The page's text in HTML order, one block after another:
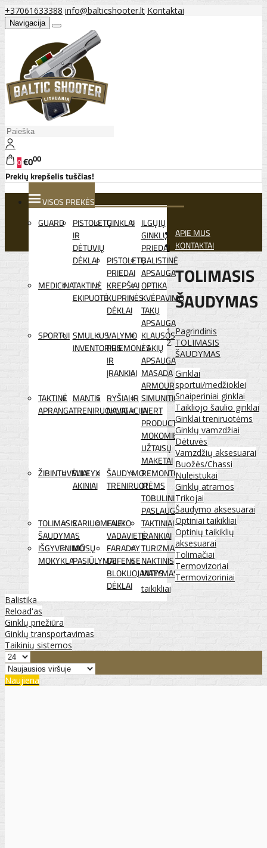
+37061633388 info@balticshooter.lt Kontaktai
Navigacija
0€000
Prekių krepšelis tuščias!
VISOS PREKĖS
GUARD
PISTOLETŲ
IR
DĖTUVIŲ
DĖKLAI
GINKLAI ILGŲJŲ
GINKLŲ
PRIEDAI
PISTOLETŲ
PRIEDAI
BALISTINĖ
APSAUGA
MEDICINATAKTINĖ
EKIPUOTĖ
KREPŠIAI
KUPRINĖS
DĖKLAI
OPTIKA
KVĖPAVIMO
TAKŲ
APSAUGA
SPORTUI SMULKUS
INVENTORIUS
VALYMO
PRIEMONĖS
IR
ĮRANKIAI
KLAUSOS
/ AKIŲ
APSAUGA
MASADA
ARMOUR
TAKTINĖ
APRANGA
MANTIS
TRENIRUOKLIAI
RYŠIAI IR
NAVIGACIJA
SIMUNITION
INERT
PRODUCTS
MOKOMIEJI
UŽTAISŲ
MAKETAI
ŽIBINTUVĖLIAI
WILEYX
AKINIAI
ŠAUDYMO
TRENIRUOTĖMS
REMONTO
IR
TOBULINIMO
PASLAUGOS
TOLIMASIS
ŠAUDYMAS
KARIUOMENEI
LAUKO
VADAVIETĖ
TAKTINIAI
ĮRANKIAI
IŠGYVENIMO
MOKYKLA
MŪSŲ
PASIŪLYMAI
FARADAY
DEFENSE
BLOKUOJANTYS
DĖKLAI
TURIZMAS
NAKTINIS
MATYMAS
APIE MUS
KONTAKTAI
TOLIMASIS
ŠAUDYMAS
Pagrindinis
TOLIMASIS
ŠAUDYMAS
Ginklai
sportui/medžioklei
Snaiperiniai ginklai
Taikliojo šaulio ginklai
Ginklai treniruotėms
Ginklų vamzdžiai
Dėtuvės
Vamzdžių aksesuarai
Buožės/Chassi
Nuleistukai
Ginklų atramos
Trikojai
Šaudymo aksesuarai
Optiniai taikikliai
Optinių taikiklių
aksesuarai
Tolimačiai
Termovizoriai
Termovizoriniai
taikikliai
Balistika
Reload'as
Ginklų priežiūra
Ginklų transportavimas
Taikinių sistemos
Naujiena